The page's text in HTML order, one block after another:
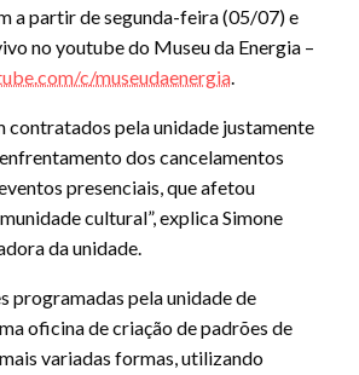
a partir de segunda-feira (05/07) e
no youtube do Museu da Energia –
c/museudaenergia.
contratados pela unidade justamente
dos cancelamentos
presenciais, que afetou
cultural”, explica Simone
da unidade.
programadas pela unidade de
oficina de criação de padrões de
variadas formas, utilizando